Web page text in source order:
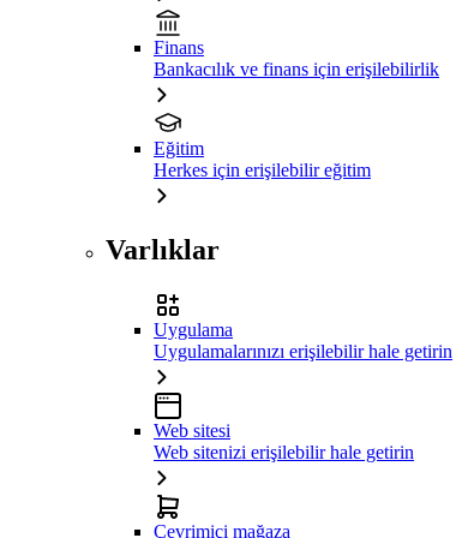
Finans
Bankacılık ve finans için erişilebilirlik
Eğitim
Herkes için erişilebilir eğitim
Varlıklar
Uygulama
Uygulamalarınızı erişilebilir hale getirin
Web sitesi
Web sitenizi erişilebilir hale getirin
Çevrimiçi mağaza